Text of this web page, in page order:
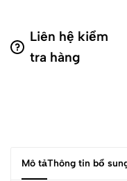
Liên hệ kiểm
tra hàng
Mô tảThông tin bổ